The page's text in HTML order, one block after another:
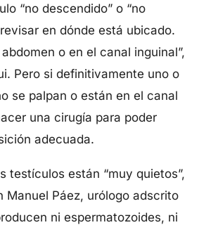
“no descendido” o “no
en dónde está ubicado.
o en el canal inguinal”,
Pero si definitivamente uno o
se palpan o están en el canal
una cirugía para poder
adecuada.
testículos están “muy quietos”,
Manuel Páez, urólogo adscrito
ni espermatozoides, ni